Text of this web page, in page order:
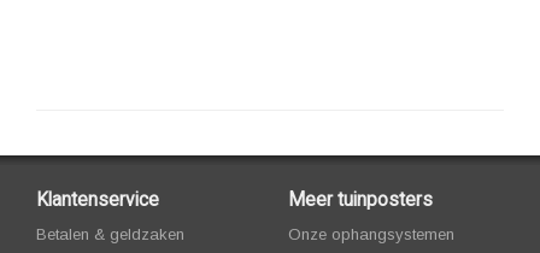
Klantenservice
Betalen & geldzaken
Meer tuinposters
Onze ophangsystemen